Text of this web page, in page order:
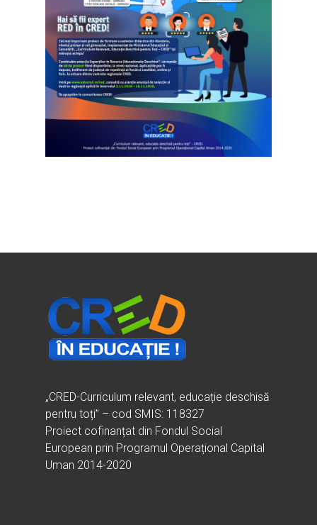
„CRED-Curriculum relevant, educație deschisă
pentru toți” – cod SMIS: 118327
Proiect cofinanțat din Fondul Social
European prin Programul Operațional Capital
Uman 2014-2020